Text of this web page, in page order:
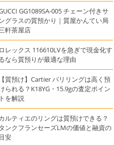
GG1089SA-005 チェーン付きサ
ングラスの質預かり｜質屋かんてい局
軒茶屋店
ロレックス 116610LVを急ぎで現金化す
なら質預りが最適な理由
【質預け】Cartier パリリングは高く預
られる？K18YG・15.9gの査定ポイン
トを解説
ルティエのリングは質預けできる？
タンクフランセーズLMの価値と融資の
安